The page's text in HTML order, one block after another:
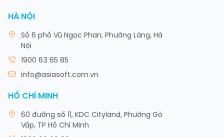
HÀ NỘI
Số 6 phố Vũ Ngọc Phan, Phường Láng, Hà
Nội
1900 63 65 85
info@asiasoft.com.vn
HỒ CHÍ MINH
60 đường số 11, KDC Cityland, Phường Gò
Vấp, TP Hồ Chí Minh